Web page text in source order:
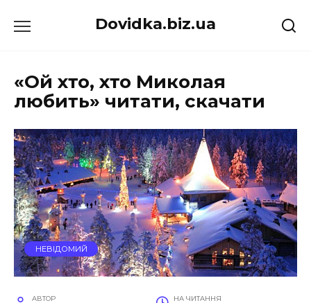
до
Dovidka.biz.ua
«Ой хто, хто Миколая
любить» читати, скачати
НЕВІДОМИЙ
АВТОР НА ЧИТАННЯ